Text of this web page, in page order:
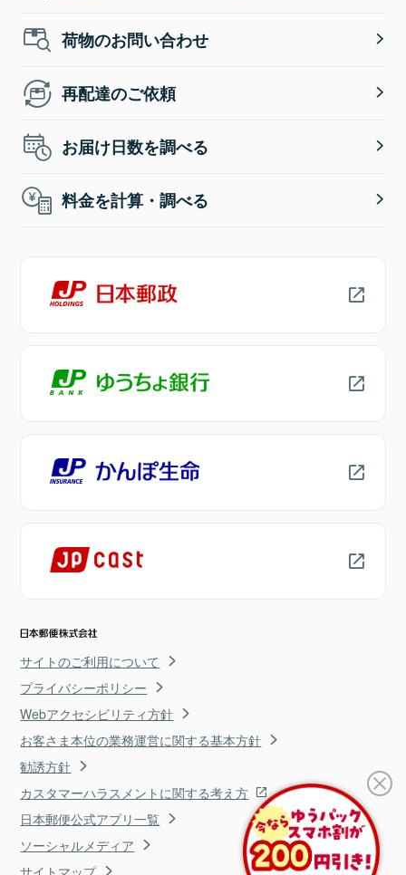
荷物のお問い合わせ
再配達のご依頼
お届け日数を調べる
料金を計算・調べる
サイトのご利用について
プライバシーポリシー
Webアクセシビリティ方針
お客さま本位の業務運営に関する基本方針
勧誘方針
カスタマーハラスメントに関する考え方
日本郵便公式アプリ一覧
ソーシャルメディア
サイトマップ